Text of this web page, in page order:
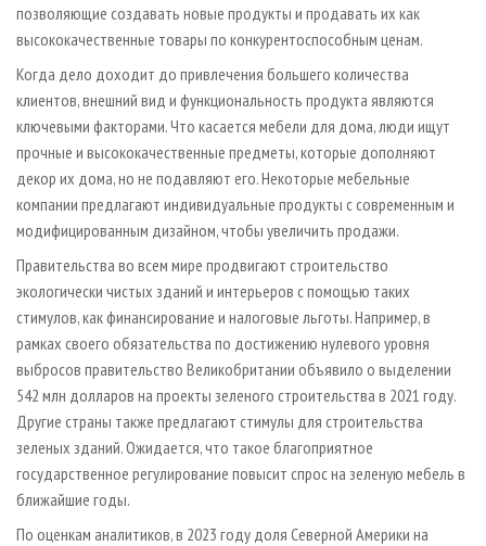
позволяющие создавать новые продукты и продавать их как
высококачественные товары по конкурентоспособным ценам.
Когда дело доходит до привлечения большего количества
клиентов, внешний вид и функциональность продукта являются
ключевыми факторами. Что касается мебели для дома, люди ищут
прочные и высококачественные предметы, которые дополняют
декор их дома, но не подавляют его. Некоторые мебельные
компании предлагают индивидуальные продукты с современным и
модифицированным дизайном, чтобы увеличить продажи.
Правительства во всем мире продвигают строительство
экологически чистых зданий и интерьеров с помощью таких
стимулов, как финансирование и налоговые льготы. Например, в
рамках своего обязательства по достижению нулевого уровня
выбросов правительство Великобритании объявило о выделении
542 млн долларов на проекты зеленого строительства в 2021 году.
Другие страны также предлагают стимулы для строительства
зеленых зданий. Ожидается, что такое благоприятное
государственное регулирование повысит спрос на зеленую мебель в
ближайшие годы.
По оценкам аналитиков, в 2023 году доля Северной Америки на